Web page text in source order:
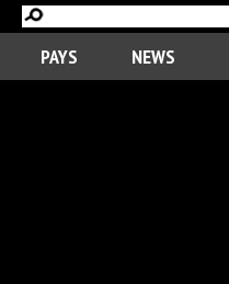
PAYS NEWS